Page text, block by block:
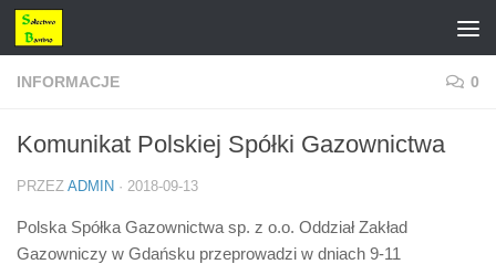
Przejdź do treści
INFORMACJE 0
Komunikat Polskiej Spółki Gazownictwa
PRZEZ ADMIN · 2018-09-13
Polska Spółka Gazownictwa sp. z o.o. Oddział Zakład
Gazowniczy w Gdańsku przeprowadzi w dniach 9-11